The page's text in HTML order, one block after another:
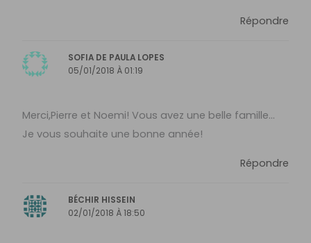
Répondre
SOFIA DE PAULA LOPES
05/01/2018 À 01:19
Merci,Pierre et Noemi! Vous avez une belle famille…
Je vous souhaite une bonne année!
Répondre
BÉCHIR HISSEIN
02/01/2018 À 18:50